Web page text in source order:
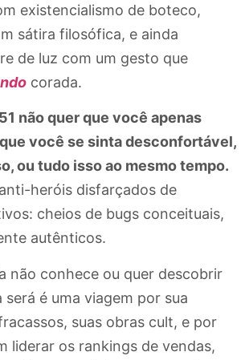
existencialismo de boteco,
sátira filosófica, e ainda
de luz com um gesto que
corada.
não quer que você apenas
você se sinta desconfortável,
ou tudo isso ao mesmo tempo.
heróis disfarçados de
cheios de bugs conceituais,
autênticos.
não conhece ou quer descobrir
será é uma viagem por sua
suas obras cult, e por
liderar os rankings de vendas,